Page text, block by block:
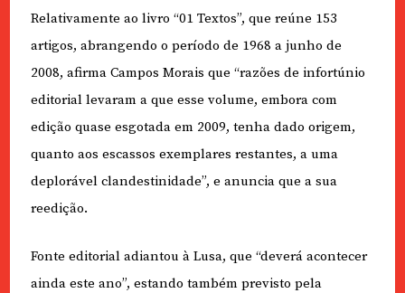
Relativamente ao livro “01 Textos”, que reúne 153
artigos, abrangendo o período de 1968 a junho de
2008, afirma Campos Morais que “razões de infortúnio
editorial levaram a que esse volume, embora com
edição quase esgotada em 2009, tenha dado origem,
quanto aos escassos exemplares restantes, a uma
deplorável clandestinidade”, e anuncia que a sua
reedição.
Fonte editorial adiantou à Lusa, que “deverá acontecer
ainda este ano”, estando também previsto pela